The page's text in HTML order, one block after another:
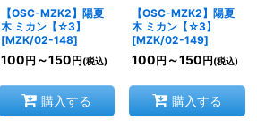
【OSC-MZK2】陽夏
木 ミカン【☆3】
[MZK/02-148]
100 円 ～150 円 (税込)
購入する
【OSC-MZK2】陽夏
木 ミカン【☆3】
[MZK/02-149]
100 円 ～150 円 (税込)
購入する